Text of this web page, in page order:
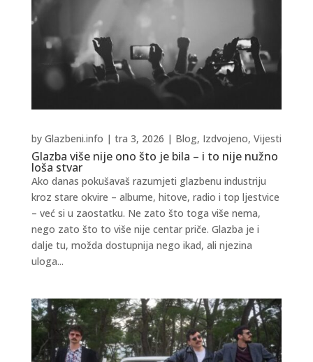
Glazba više nije ono što je bila – i to nije nužno
loša stvar
by Glazbeni.info | tra 3, 2026 | Blog, Izdvojeno, Vijesti
Ako danas pokušavaš razumjeti glazbenu industriju
kroz stare okvire – albume, hitove, radio i top ljestvice
– već si u zaostatku. Ne zato što toga više nema,
nego zato što to više nije centar priče. Glazba je i
dalje tu, možda dostupnija nego ikad, ali njezina
uloga...